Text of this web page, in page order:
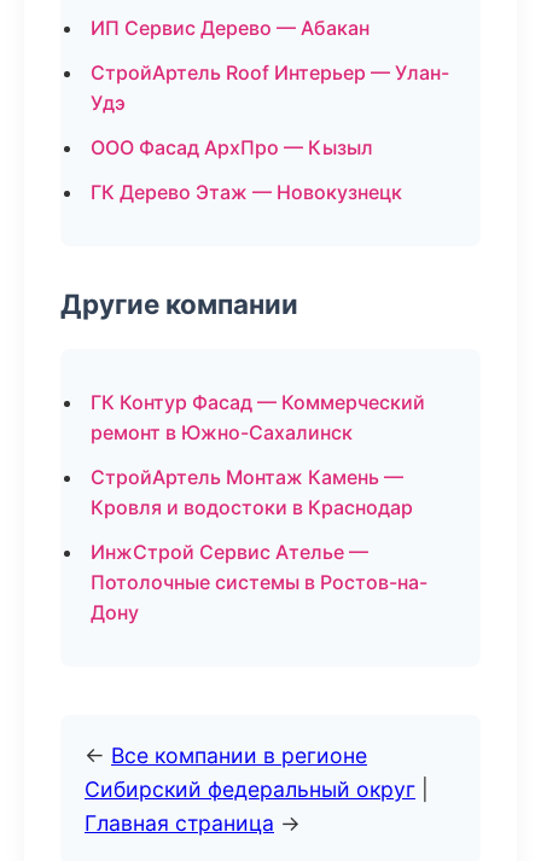
ИП Сервис Дерево — Абакан
СтройАртель Roof Интерьер — Улан-
Удэ
ООО Фасад АрхПро — Кызыл
ГК Дерево Этаж — Новокузнецк
Другие компании
ГК Контур Фасад — Коммерческий
ремонт в Южно-Сахалинск
СтройАртель Монтаж Камень —
Кровля и водостоки в Краснодар
ИнжСтрой Сервис Ателье —
Потолочные системы в Ростов-на-
Дону
← Все компании в регионе
Сибирский федеральный округ
Главная страница →